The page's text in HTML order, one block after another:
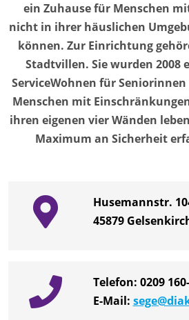
ein Zuhause für Menschen
nicht in ihrer häuslichen
können. Zur Einrichtung
Stadtvillen. Sie wurden 2008
ServiceWohnen für
Menschen mit
ihren eigenen vier Wänden
Maximum an Sicherheit
Husemannstr.
45879
Telefon: 0209
E-Mail: